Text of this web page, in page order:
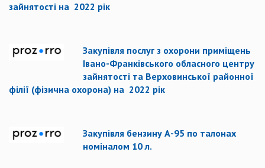
зайнятості на 2022 рік
Закупівля послуг з охорони приміщень
Івано-Франківського обласного центру
зайнятості та Верховинської районної
філії (фізична охорона) на 2022 рік
Закупівля бензину А-95 по талонах
номіналом 10 л.